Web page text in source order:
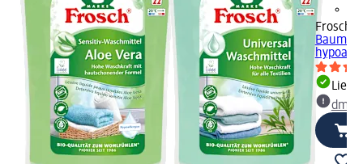
Frosch
dm